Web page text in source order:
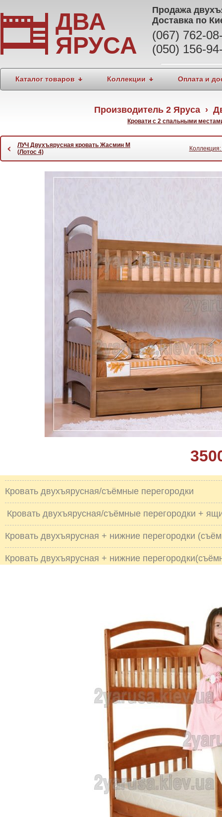
ДВА
ЯРУСА
Продажа
Доставка по
(067) 762-
(050) 156-
Каталог товаров Коллекции Оплата и
Производитель 2 Яруса ›
Кровати с 2 спальными
‹
ЛУЧ Двухъярусная кровать Жасмин М
(Лотос 4)
Кровать двухъярусная/съёмные перегородки
Кровать двухъярусная/съёмные перегородки +
Кровать двухъярусная + нижние перегородки
Кровать двухъярусная + нижние